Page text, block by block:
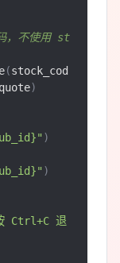
，不使用 st
(stock_cod
)
)
)
Ctrl+C 退